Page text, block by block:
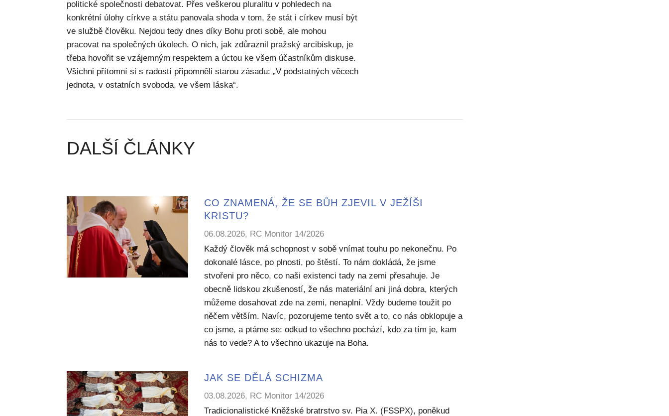
politické společnosti debatovat. Přes veškerou pluralitu v pohledech na
konkrétní úlohy církve a státu panovala shoda v tom, že stát i církev musí být
ve službě člověku. Nejdou tedy dnes díky Bohu proti sobě, ale mohou
pracovat na společných úkolech. O nich, jak zdůraznil pražský arcibiskup, je
třeba hovořit se vzájemným respektem a úctou ke všem účastníkům diskuse.
Všichni přítomní si s radostí připomněli starou zásadu: „V podstatných věcech
jednota, v ostatních svoboda, ve všem láska“.
DALŠÍ ČLÁNKY
CO ZNAMENÁ, ŽE SE BŮH ZJEVIL V JEŽÍŠI
KRISTU?
06.08.2026, RC Monitor 14/2026
Každý člověk má schopnost v sobě vnímat touhu po nekonečnu. Po
dokonalé lásce, po plnosti, po štěstí. To nám dokládá, že jsme
stvořeni pro něco, co naši existenci tady na zemi přesahuje. Je
obecně lidskou zkušeností, že nás materiální ani jiná dobra, kterých
můžeme dosahovat zde na zemi, nenaplní. Vždy budeme toužit po
něčem větším. Navíc, pozorujeme tento svět a to, co nás obklopuje a
co jsme, a ptáme se: odkud to všechno pochází, kdo za tím je, kam
nás to vede? A to všechno ukazuje na Boha.
JAK SE DĚLÁ SCHIZMA
03.08.2026, RC Monitor 14/2026
Tradicionalistické Kněžské bratrstvo sv. Pia X. (FSSPX), poněkud